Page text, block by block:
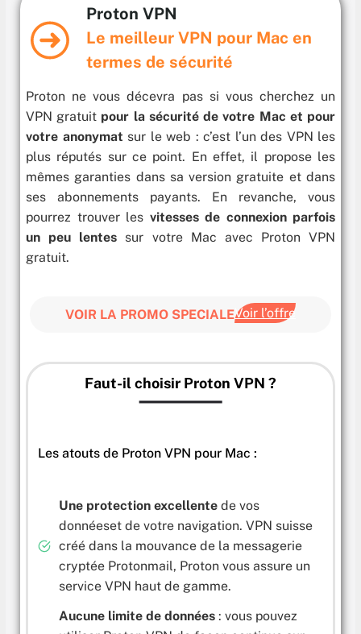
Proton VPN
Le meilleur VPN pour Mac en
termes de sécurité
Proton ne vous décevra pas si vous cherchez un
VPN gratuit pour la sécurité de votre Mac et pour
votre anonymat sur le web : c’est l’un des VPN les
plus réputés sur ce point. En effet, il propose les
mêmes garanties dans sa version gratuite et dans
ses abonnements payants. En revanche, vous
pourrez trouver les vitesses de connexion parfois
un peu lentes sur votre Mac avec Proton VPN
gratuit.
VOIR LA PROMO SPECIALEVoir l’offre
Faut-il choisir Proton VPN ?
Les atouts de Proton VPN pour Mac :
Une protection excellente de vos
donnéeset de votre navigation. VPN suisse
créé dans la mouvance de la messagerie
cryptée Protonmail, Proton vous assure un
service VPN haut de gamme.
Aucune limite de données : vous pouvez